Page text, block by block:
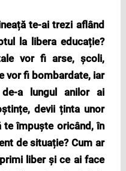
te-ai trezi aflând
la libera educație?
vor fi arse, școli,
vor fi bombardate, iar
a lungul anilor ai
devii ținta unor
te împuște oricând, în
de situație? Cum ar
liber și ce ai face